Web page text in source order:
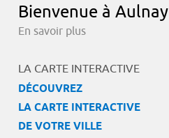
Bienvenue à Aulnay
En savoir plus
LA CARTE INTERACTIVE
DÉCOUVREZ
LA CARTE INTERACTIVE
DE VOTRE VILLE